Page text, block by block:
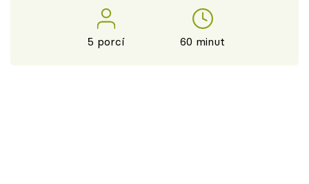
5 porcí 60 minut